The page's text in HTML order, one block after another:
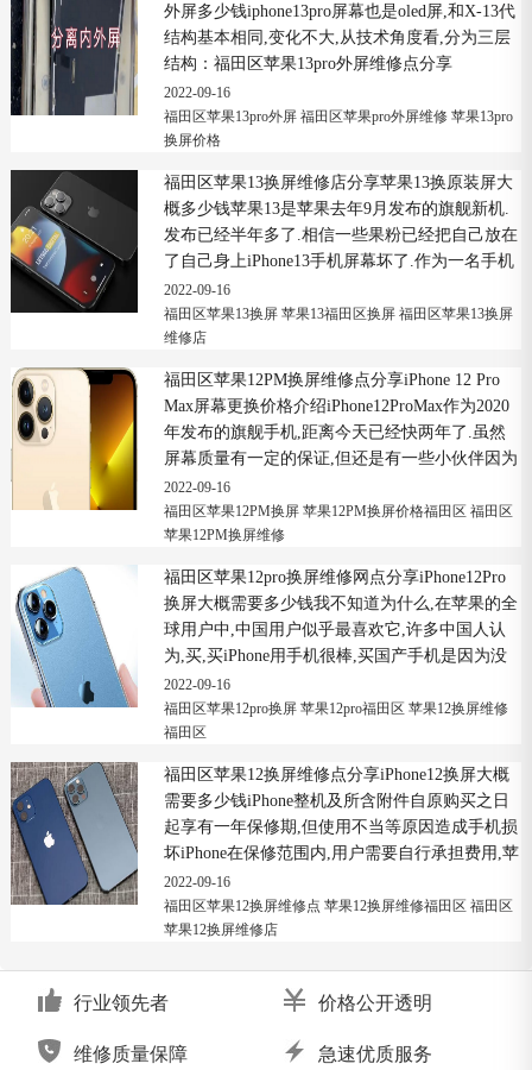
外屏多少钱iphone13pro屏幕也是oled屏,和X-13代
结构基本相同,变化不大,从技术角度看,分为三层
结构：福田区苹果13pro外屏维修点分享
iPhone13Pro换外屏多少钱外钢化玻璃屏触...
2022-09-16
福田区苹果13pro外屏 福田区苹果pro外屏维修 苹果13pro
换屏价格
福田区苹果13换屏维修店分享苹果13换原装屏大
概多少钱苹果13是苹果去年9月发布的旗舰新机.
发布已经半年多了.相信一些果粉已经把自己放在
了自己身上iPhone13手机屏幕坏了.作为一名手机
维修从业者,小编今天就来谈谈苹...
2022-09-16
福田区苹果13换屏 苹果13福田区换屏 福田区苹果13换屏
维修店
福田区苹果12PM换屏维修点分享iPhone 12 Pro
Max屏幕更换价格介绍iPhone12ProMax作为2020
年发布的旗舰手机,距离今天已经快两年了.虽然
屏幕质量有一定的保证,但还是有一些小伙伴因为
各种意外而损坏了屏幕.如果发生这...
2022-09-16
福田区苹果12PM换屏 苹果12PM换屏价格福田区 福田区
苹果12PM换屏维修
福田区苹果12pro换屏维修网点分享iPhone12Pro
换屏大概需要多少钱我不知道为什么,在苹果的全
球用户中,中国用户似乎最喜欢它,许多中国人认
为,买,买iPhone用手机很棒,买国产手机是因为没
钱.福田区苹果12pro换屏维修网点...
2022-09-16
福田区苹果12pro换屏 苹果12pro福田区 苹果12换屏维修
福田区
福田区苹果12换屏维修点分享iPhone12换屏大概
需要多少钱iPhone整机及所含附件自原购买之日
起享有一年保修期,但使用不当等原因造成手机损
坏iPhone在保修范围内,用户需要自行承担费用,苹
果已经公布iPhone屏幕更换费用1...
2022-09-16
福田区苹果12换屏维修点 苹果12换屏维修福田区 福田区
苹果12换屏维修店
行业领先者 价格公开透明
维修质量保障 急速优质服务